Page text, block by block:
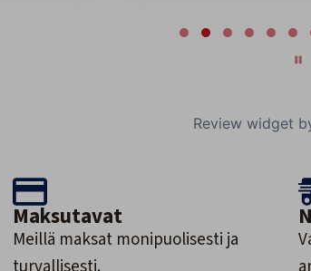
Review widget
Maksutavat
Meillä maksat monipuolisesti ja